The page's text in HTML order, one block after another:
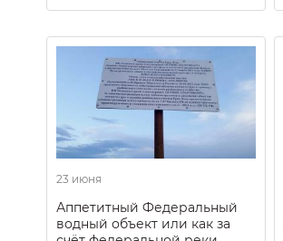
23 июня
Аппетитный Федеральный
водный объект или как за